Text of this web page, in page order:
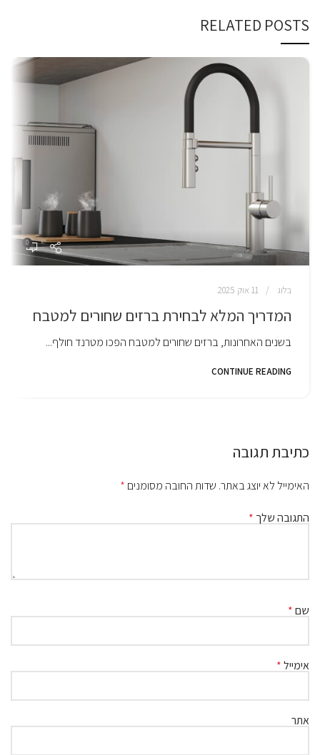
RELATED POSTS
0
בלוג 11 אוק 2025
המדריך המלא לבחירת ברזים שחורים למטבח
בשנים האחרונות, ברזים שחורים למטבח הפכו מטרנד חולף...
CONTINUE READING
כתיבת תגובה
האימייל לא יוצג באתר. שדות החובה מסומנים *
התגובה שלך *
שם*
אימייל*
אתר